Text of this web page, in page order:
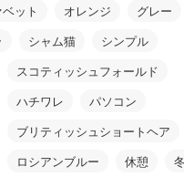
ット
オレンジ
グレー
シャム猫
シンプル
スコティッシュフォールド
ハチワレ
パソコン
ブリティッシュショートヘア
ロシアンブルー 休憩
冬